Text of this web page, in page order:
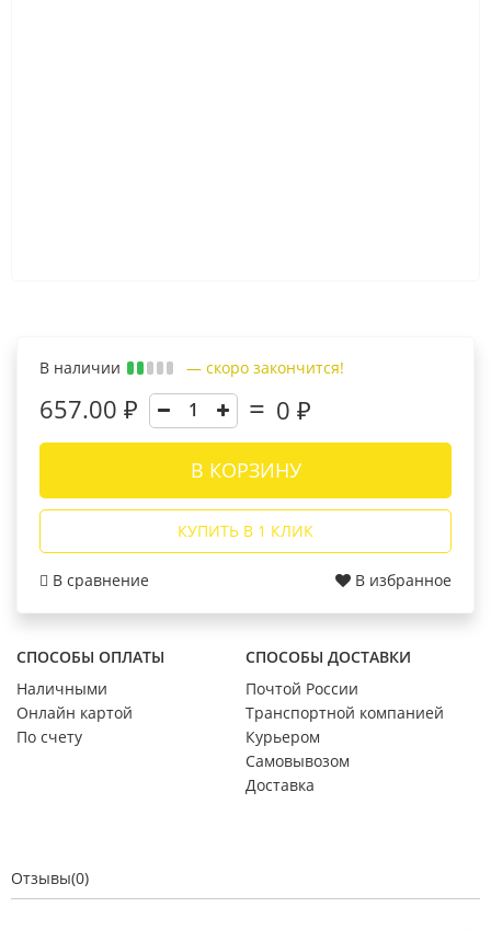
В наличии — скоро закончится!
657.00 ₽ 0 ₽
В КОРЗИНУ
КУПИТЬ В 1 КЛИК
В сравнение В избранное
СПОСОБЫ ОПЛАТЫ
Наличными
Онлайн картой
По счету
СПОСОБЫ ДОСТАВКИ
Почтой России
Транспортной компанией
Курьером
Самовывозом
Доставка
Отзывы(0)